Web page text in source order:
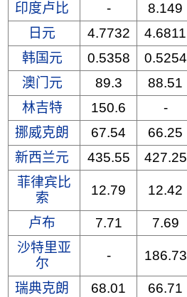
印度卢比
- 8.149
日元
4.7732 4.6811
韩国元
0.5358 0.5254
澳门元
89.3 88.51
林吉特
150.6 -
挪威克朗
67.54 66.25
新西兰元
435.55 427.25
菲律宾比
索
12.79 12.42
卢布 7.71 7.69
沙特里亚
尔
- 186.73
瑞典克朗 68.01 66.71